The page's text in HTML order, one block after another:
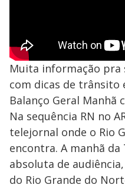
Muita informação pra
com dicas de trânsito
Balanço Geral Manhã
Na sequência RN no
telejornal onde o Rio
encontra. A manhã
absoluta de
do Rio Grande do